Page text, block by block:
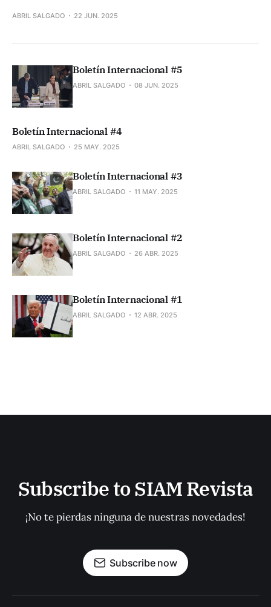
ABRIL SALGADO 22 JUN. 2025
Boletín Internacional #5
ABRIL SALGADO 08 JUN. 2025
Boletín Internacional #4
ABRIL SALGADO 25 MAY. 2025
Boletín Internacional #3
ABRIL SALGADO 11 MAY. 2025
Boletín Internacional #2
ABRIL SALGADO 26 ABR. 2025
Boletín Internacional #1
ABRIL SALGADO 12 ABR. 2025
Subscribe to SIAM Revista
¡No te pierdas ninguna de nuestras novedades!
Subscribe now